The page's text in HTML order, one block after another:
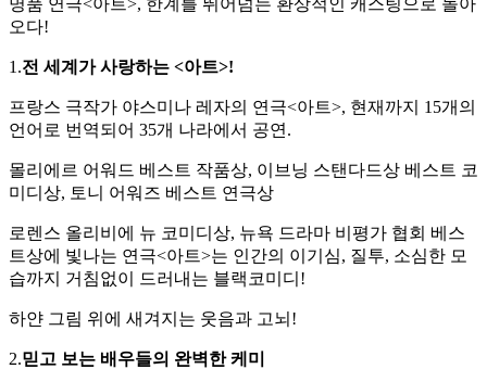
오다!
1.전 세계가 사랑하는 <아트>!
프랑스 극작가 야스미나 레자의 연극<아트>, 현재까지 15개의
언어로 번역되어 35개 나라에서 공연.
몰리에르 어워드 베스트 작품상, 이브닝 스탠다드상 베스트 코
미디상, 토니 어워즈 베스트 연극상
로렌스 올리비에 뉴 코미디상, 뉴욕 드라마 비평가 협회 베스
트상에 빛나는 연극<아트>는 인간의 이기심, 질투, 소심한 모
습까지 거침없이 드러내는 블랙코미디!
하얀 그림 위에 새겨지는 웃음과 고뇌!
2.믿고 보는 배우들의 완벽한 케미